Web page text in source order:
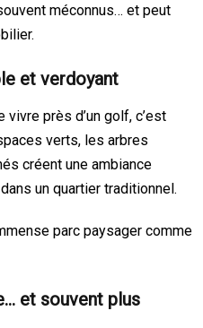
méconnus… et peut
et verdoyant
vivre près d’un golf, c’est
verts, les arbres
créent une ambiance
un quartier traditionnel.
parc paysager comme
et souvent plus